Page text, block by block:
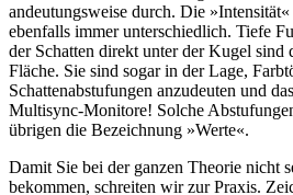
andeutungsweise durch. Die
ebenfalls immer unterschiedlich. Tiefe
der Schatten direkt unter der Kugel sind
Fläche. Sie sind sogar in der Lage,
Schattenabstufungen anzudeuten und
Multisync-Monitore! Solche
übrigen die Bezeichnung »Werte«.
Damit Sie bei der ganzen Theorie nicht
bekommen, schreiten wir zur Praxis.